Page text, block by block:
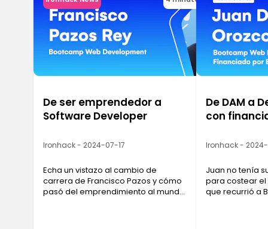
De ser emprendedor a
Software Developer
Ironhack - 2024-07-17
Echa un vistazo al cambio de
carrera de Francisco Pazos y cómo
pasó del emprendimiento al mundo
De DAM a
con
Ironhack -
Juan no tenía
para costear
que recurrió a